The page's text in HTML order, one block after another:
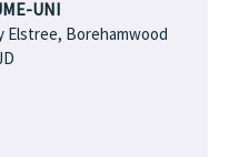
UNI
Elstree, Borehamwood